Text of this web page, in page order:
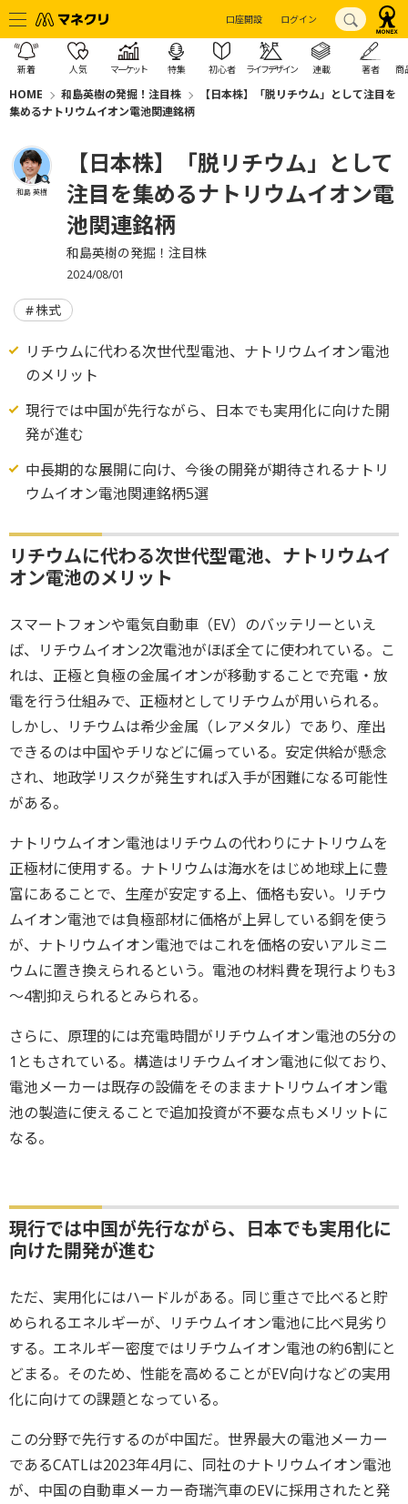
口座開設 ログイン
新着 人気 マーケット 特集 初心者 ライフデザイン 連載 著者 商
HOME 和島英樹の発掘！注目株
【日本株】「脱リチウム」として注目を
集めるナトリウムイオン電池関連銘柄
和島 英樹
【日本株】「脱リチウム」として
注目を集めるナトリウムイオン電
池関連銘柄
和島英樹の発掘！注目株
2024/08/01
株式
リチウムに代わる次世代型電池、ナトリウムイオン電池
のメリット
現行では中国が先行ながら、日本でも実用化に向けた開
発が進む
中長期的な展開に向け、今後の開発が期待されるナトリ
ウムイオン電池関連銘柄5選
リチウムに代わる次世代型電池、ナトリウムイ
オン電池のメリット
スマートフォンや電気自動車（EV）のバッテリーといえ
ば、リチウムイオン2次電池がほぼ全てに使われている。こ
れは、正極と負極の金属イオンが移動することで充電・放
電を行う仕組みで、正極材としてリチウムが用いられる。
しかし、リチウムは希少金属（レアメタル）であり、産出
できるのは中国やチリなどに偏っている。安定供給が懸念
され、地政学リスクが発生すれば入手が困難になる可能性
がある。
ナトリウムイオン電池はリチウムの代わりにナトリウムを
正極材に使用する。ナトリウムは海水をはじめ地球上に豊
富にあることで、生産が安定する上、価格も安い。リチウ
ムイオン電池では負極部材に価格が上昇している銅を使う
が、ナトリウムイオン電池ではこれを価格の安いアルミニ
ウムに置き換えられるという。電池の材料費を現行よりも3
～4割抑えられるとみられる。
さらに、原理的には充電時間がリチウムイオン電池の5分の
1ともされている。構造はリチウムイオン電池に似ており、
電池メーカーは既存の設備をそのままナトリウムイオン電
池の製造に使えることで追加投資が不要な点もメリットに
なる。
現行では中国が先行ながら、日本でも実用化に
向けた開発が進む
ただ、実用化にはハードルがある。同じ重さで比べると貯
められるエネルギーが、リチウムイオン電池に比べ見劣り
する。エネルギー密度ではリチウムイオン電池の約6割にと
どまる。そのため、性能を高めることがEV向けなどの実用
化に向けての課題となっている。
この分野で先行するのが中国だ。世界最大の電池メーカー
であるCATLは2023年4月に、同社のナトリウムイオン電池
が、中国の自動車メーカー奇瑞汽車のEVに採用されたと発